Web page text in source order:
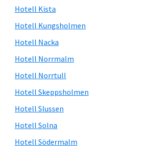
Hotell Kista
Hotell Kungsholmen
Hotell Nacka
Hotell Norrmalm
Hotell Norrtull
Hotell Skeppsholmen
Hotell Slussen
Hotell Solna
Hotell Södermalm